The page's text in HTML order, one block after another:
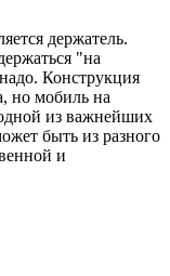
держатель.
"на
Конструкция
но мобиль на
из важнейших
быть из разного
и